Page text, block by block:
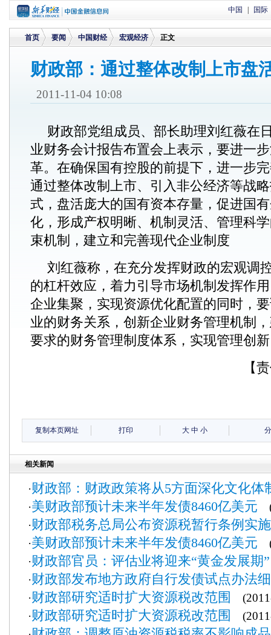
中国 国际
首页
>
要闻
>
中国财经
>
宏观经济 正文
财政部：通过整体改制上市盘
2011-11-04 10:08
财政部党组成员、部长助理刘红薇在
业财务会计报告布置会上表示，要进一
革。在确保国有控股的前提下，进一步
通过整体改制上市、引入非公经济等战
式，盘活庞大的国有资本存量，促进国
化，形成产权明晰、机制灵活、管理科
束机制，建立和完善现代企业制度
刘红薇称，在充分发挥财政的宏观调
的杠杆效应，着力引导市场机制发挥作
企业集聚，实现资源优化配置的同时，
业的财务关系，创新企业财务管理机制
要求的财务管理制度体系，实现管理创
【
复制本页网址 打印 大 中 小
相关新闻
·财政部：财政政策将从5方面深化文化体
·美财政部预计未来半年发债8460亿美元
·财政部税务总局公布资源税暂行条例实
·美财政部预计未来半年发债8460亿美元
·财政部官员：评估业将迎来“黄金发展期”
·财政部发布地方政府自行发债试点办法
·财政部研究适时扩大资源税改范围
·财政部研究适时扩大资源税改范围